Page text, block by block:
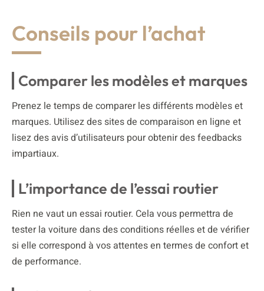
Conseils pour l’achat
Comparer les modèles et marques
Prenez le temps de comparer les différents modèles et
marques. Utilisez des sites de comparaison en ligne et
lisez des avis d’utilisateurs pour obtenir des feedbacks
impartiaux.
L’importance de l’essai routier
Rien ne vaut un essai routier. Cela vous permettra de
tester la voiture dans des conditions réelles et de vérifier
si elle correspond à vos attentes en termes de confort et
de performance.